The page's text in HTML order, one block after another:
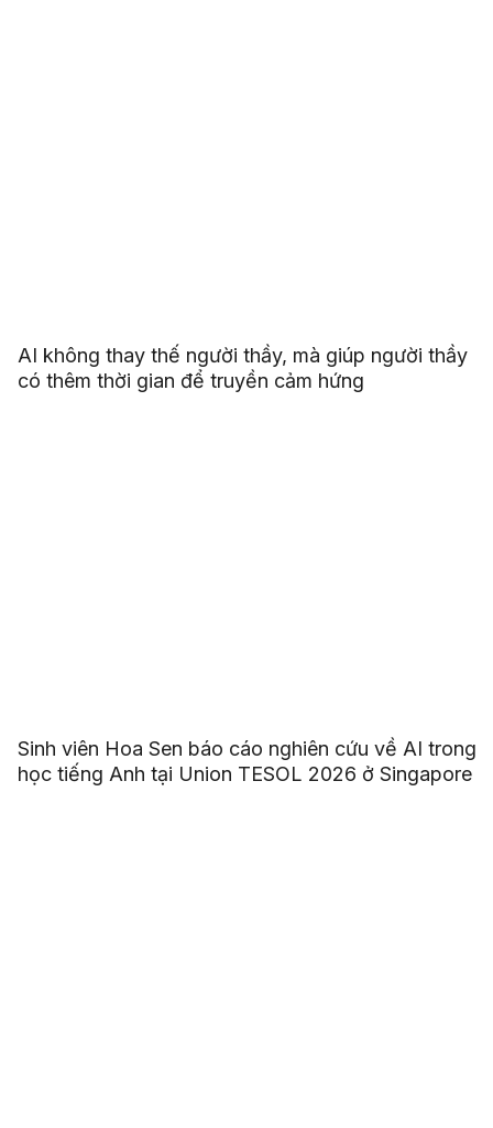
AI không thay thế người thầy, mà giúp người thầy
có thêm thời gian để truyền cảm hứng
Sinh viên Hoa Sen báo cáo nghiên cứu về AI trong
học tiếng Anh tại Union TESOL 2026 ở Singapore